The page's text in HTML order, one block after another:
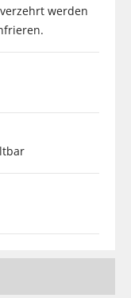
werden